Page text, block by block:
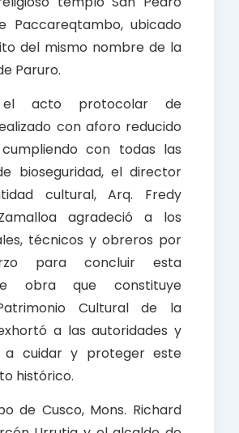
Paccareqtambo, ubicado
del mismo nombre de la
Paruro.
el acto protocolar de
con aforo reducido
con todas las
bioseguridad, el director
cultural, Arq. Fredy
agradeció a los
técnicos y obreros por
para concluir esta
obra que constituye
Cultural de la
a las autoridades y
a cuidar y proteger este
histórico.
de Cusco, Mons. Richard